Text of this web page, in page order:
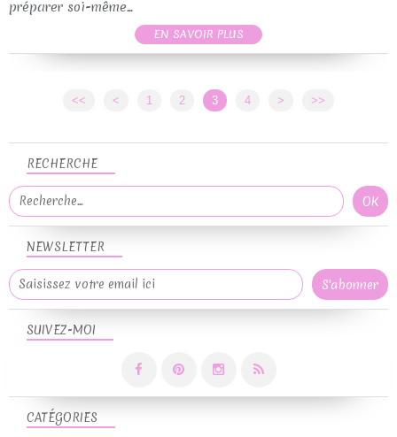
préparer soi-même...
EN SAVOIR PLUS
<< < 1 2 3 4 > >>
NEWSLETTER
SUIVEZ-MOI
RECHERCHE
CATÉGORIES